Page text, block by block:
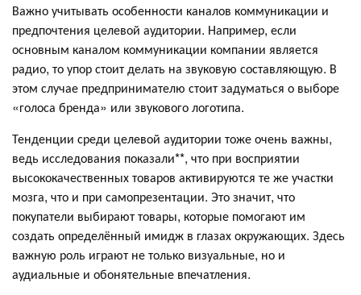
Важно учитывать особенности каналов коммуникации и
предпочтения целевой аудитории. Например, если
основным каналом коммуникации компании является
радио, то упор стоит делать на звуковую составляющую. В
этом случае предпринимателю стоит задуматься о выборе
«голоса бренда» или звукового логотипа.
Тенденции среди целевой аудитории тоже очень важны,
ведь исследования показали**, что при восприятии
высококачественных товаров активируются те же участки
мозга, что и при самопрезентации. Это значит, что
покупатели выбирают товары, которые помогают им
создать определённый имидж в глазах окружающих. Здесь
важную роль играют не только визуальные, но и
аудиальные и обонятельные впечатления.